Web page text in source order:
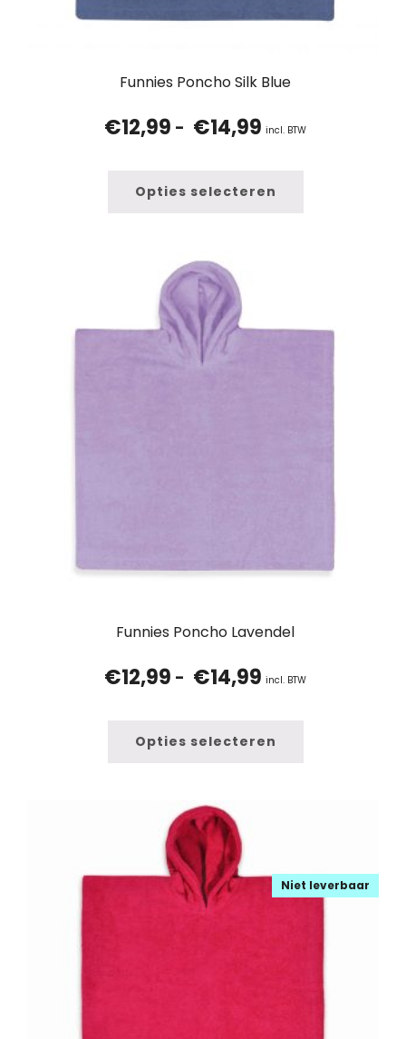
Funnies Poncho Silk Blue
€12,99 - €14,99 Prijsklasse:
€12,99
incl. BTW
Opties selecteren
Funnies Poncho Lavendel
€12,99 - €14,99 Prijsklasse:
€12,99
incl. BTW
Opties selecteren
Niet leverbaar